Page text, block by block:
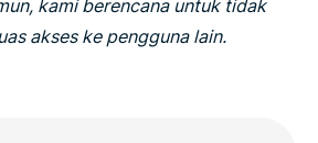
kami berencana untuk tidak
akses ke pengguna lain.